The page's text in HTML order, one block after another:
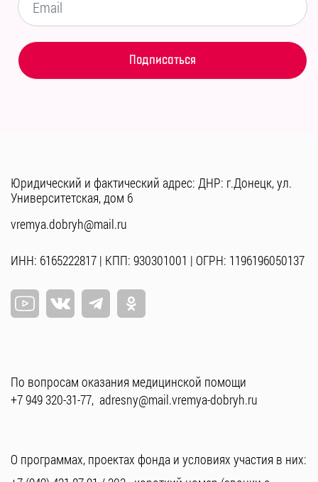
Юридический и фактический адрес: ДНР: г.Донецк, ул.
Университетская, дом 6
vremya.dobryh@mail.ru
ИНН: 6165222817 | КПП: 930301001 | ОГРН: 1196196050137
По вопросам оказания медицинской помощи
+7 949 320-31-77, adresny@mail.vremya-dobryh.ru
О программах, проектах фонда и условиях участия в них: